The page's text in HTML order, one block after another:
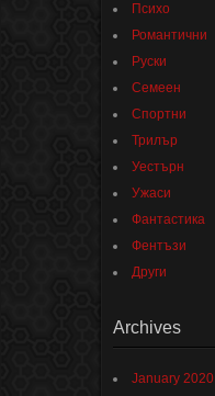
Психо
Романтични
Руски
Семеен
Спортни
Трилър
Уестърн
Ужаси
Фантастика
Фентъзи
Други
Archives
January 2020